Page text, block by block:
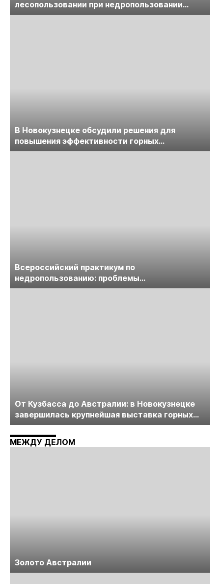
лесопользовании при недропользовании
обсудят на семинаре «ПравоТЭК»
В Новокузнецке обсудили решения для
повышения эффективности горных
предприятий
Всероссийский практикум по
недропользованию: проблемы
лицензирования, цифровизации, экспертизы
От Кузбасса до Австралии: в Новокузнецке
завершилась крупнейшая выставка горных
технологий «Недра России. Уголь России и
Майнинг»
МЕЖДУ ДЕЛОМ
Золото Австралии